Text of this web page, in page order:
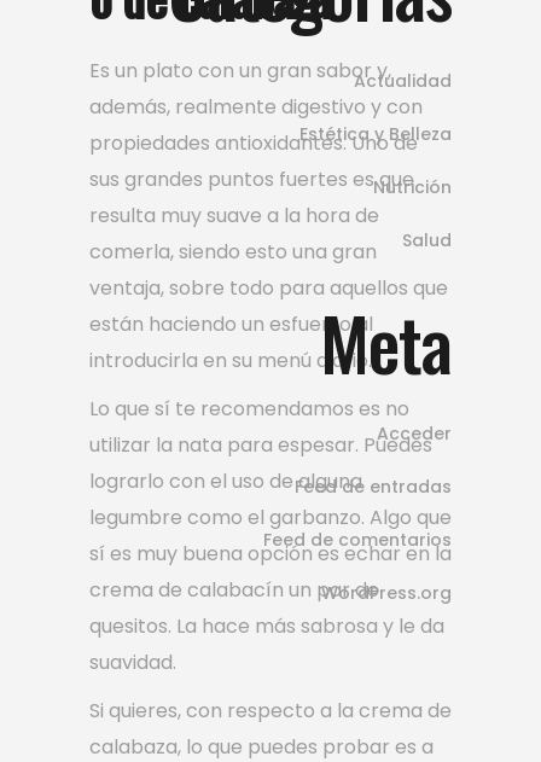
Actualidad
Estética y Belleza
Nutrición
Salud
Meta
Acceder
Feed de entradas
Feed de comentarios
WordPress.org
Es un plato con un gran sabor y,
además, realmente digestivo y con
propiedades antioxidantes. Uno de
sus grandes puntos fuertes es que
resulta muy suave a la hora de
comerla, siendo esto una gran
ventaja, sobre todo para aquellos que
están haciendo un esfuerzo al
introducirla en su menú diario.
Lo que sí te recomendamos es no
utilizar la nata para espesar. Puedes
lograrlo con el uso de alguna
legumbre como el garbanzo. Algo que
sí es muy buena opción es echar en la
crema de calabacín un par de
quesitos. La hace más sabrosa y le da
suavidad.
Si quieres, con respecto a la crema de
calabaza, lo que puedes probar es a